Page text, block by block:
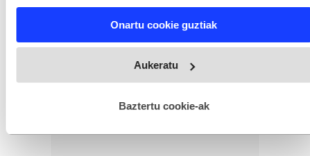
and set your preferences in thedetails section
fitxategiak erabiltzen ditu. Zure esperientzia eta zerbitzuak
esplizitua ematen diguzu.Gehiago irakurri
Onartu cookie guztiak
Aukeratu
Baztertu cookie-ak